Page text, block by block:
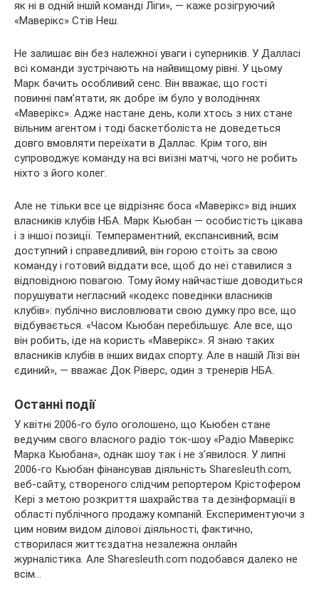
як ні в одній іншій команді Ліги», — каже розігруючий
«Маверікс» Стів Неш.
Не залишає він без належної уваги і суперників. У Далласі
всі команди зустрічають на найвищому рівні. У цьому
Марк бачить особливий сенс. Він вважає, що гості
повинні пам’ятати, як добре їм було у володіннях
«Маверікс». Адже настане день, коли хтось з них стане
вільним агентом і тоді баскетболіста не доведеться
довго вмовляти переїхати в Даллас. Крім того, він
супроводжує команду на всі виїзні матчі, чого не робить
ніхто з його колег.
Але не тільки все це відрізняє боса «Маверікс» від інших
власників клубів НБА. Марк Кьюбан — особистість цікава
і з іншої позиції. Темпераментний, експансивний, всім
доступний і справедливий, він горою стоїть за свою
команду і готовий віддати все, щоб до неї ставилися з
відповідною повагою. Тому йому найчастіше доводиться
порушувати негласний «кодекс поведінки власників
клубів»: публічно висловлювати свою думку про все, що
відбувається. «Часом Кьюбан перебільшує. Але все, що
він робить, іде на користь «Маверікс». Я знаю таких
власників клубів в інших видах спорту. Але в нашій Лізі він
єдиний», — вважає Док Ріверс, один з тренерів НБА.
Останні події
У квітні 2006-го було оголошено, що Кьюбен стане
ведучим свого власного радіо ток-шоу «Радіо Маверікс
Марка Кьюбана», однак шоу так і не з’явилося. У липні
2006-го Кьюбан фінансував діяльність Sharesleuth.com,
веб-сайту, створеного слідчим репортером Крістофером
Кері з метою розкриття шахрайства та дезінформації в
області публічного продажу компаній. Експериментуючи з
цим новим видом ділової діяльності, фактично,
створилася життєздатна незалежна онлайн
журналістика. Але Sharesleuth.com подобався далеко не
всім…